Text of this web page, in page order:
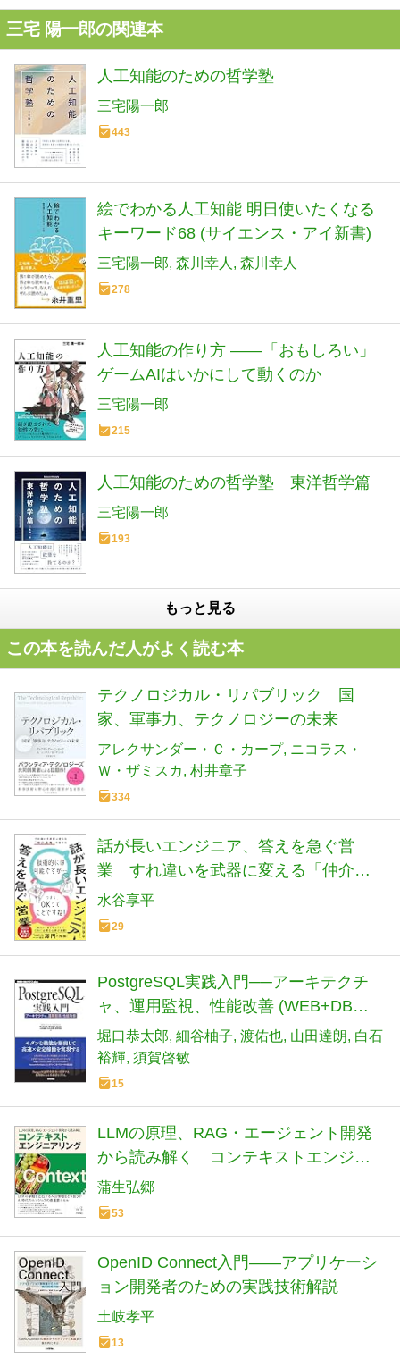
三宅 陽一郎の関連本
人工知能のための哲学塾
三宅陽一郎
443
絵でわかる人工知能 明日使いたくなる
キーワード68 (サイエンス・アイ新書)
三宅陽一郎 森川幸人 森川幸人
278
人工知能の作り方 ――「おもしろい」
ゲームAIはいかにして動くのか
三宅陽一郎
215
人工知能のための哲学塾 東洋哲学篇
三宅陽一郎
193
もっと見る
この本を読んだ人がよく読む本
テクノロジカル・リパブリック 国
家、軍事力、テクノロジーの未来
アレクサンダー・Ｃ・カープ ニコラス・
Ｗ・ザミスカ 村井章子
334
話が長いエンジニア、答えを急ぐ営
業 すれ違いを武器に変える「仲介思
考」の育て方
水谷享平
29
PostgreSQL実践入門──アーキテクチ
ャ、運用監視、性能改善 (WEB+DB
press plusシリーズ)
堀口恭太郎 細谷柚子 渡佑也 山田達朗 白石
裕輝 須賀啓敏
15
LLMの原理、RAG・エージェント開発
から読み解く コンテキストエンジニ
アリング (エンジニア選書)
蒲生弘郷
53
OpenID Connect入門――アプリケーシ
ョン開発者のための実践技術解説
土岐孝平
13